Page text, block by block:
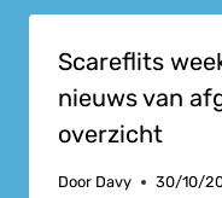
Scareflits
nieuws van
overzicht
Door Davy
30/10/